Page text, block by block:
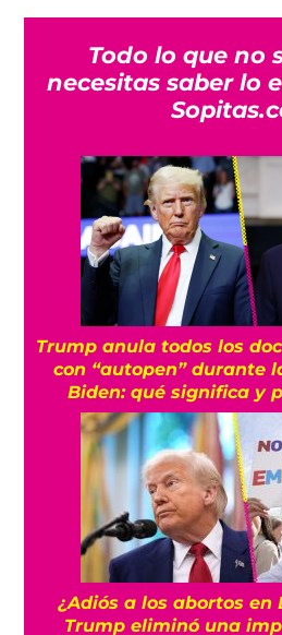
Todo lo que no
necesitas saber lo
Trump anula todos los
con “autopen” durante
Biden: qué significa y
¿Adiós a los abortos en
Trump eliminó una